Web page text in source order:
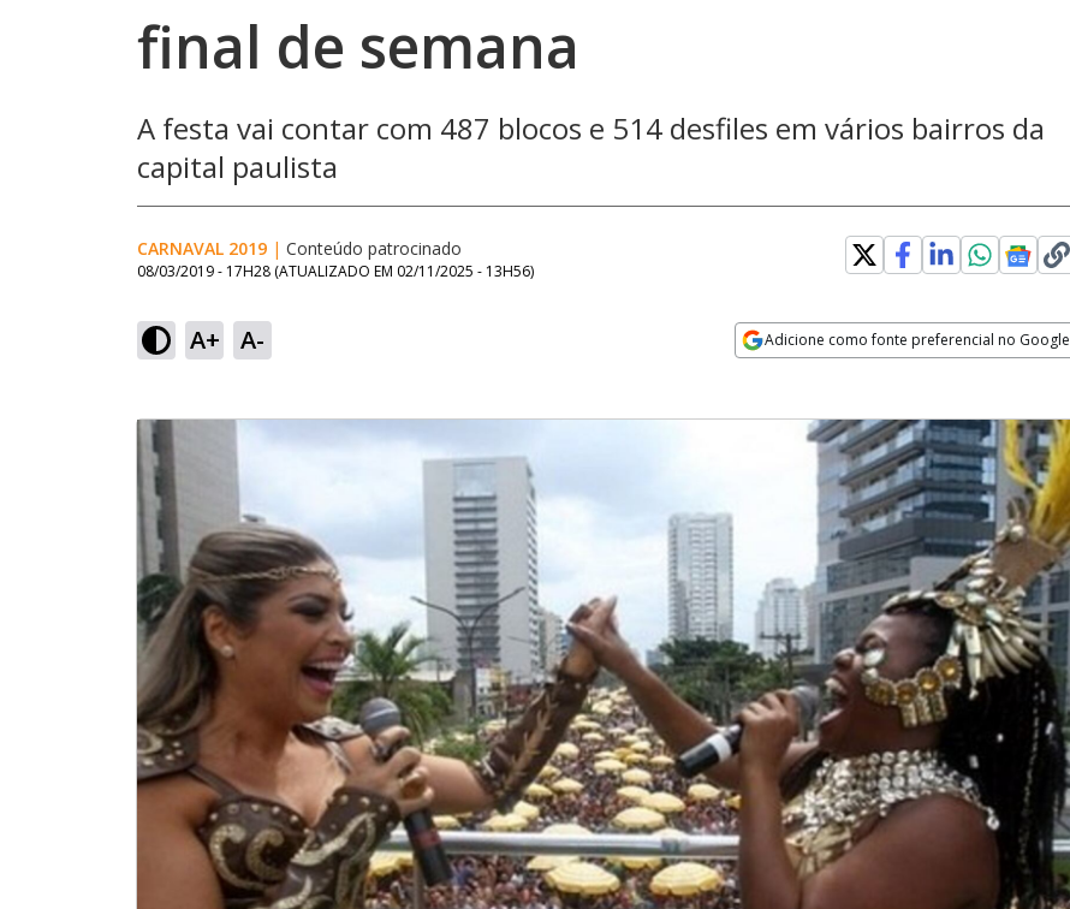
final de semana
A festa vai contar com 487 blocos e 514 desfiles em vários bairros da
capital paulista
CARNAVAL 2019 | Conteúdo patrocinado
08/03/2019 - 17H28 (ATUALIZADO EM 02/11/2025 - 13H56)
A+ A- Adicione como fonte preferencial no Google